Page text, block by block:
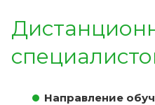
Направление